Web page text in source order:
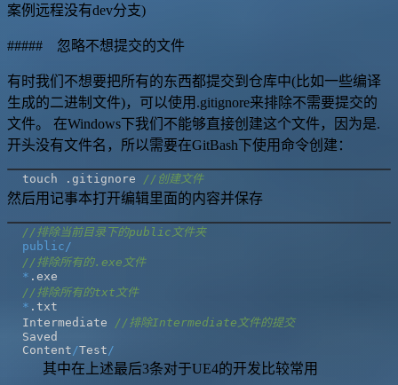
案例远程没有dev分支)
##### 忽略不想提交的文件
有时我们不想要把所有的东西都提交到仓库中(比如一些编译
生成的二进制文件)，可以使用.gitignore来排除不需要提交的
文件。 在Windows下我们不能够直接创建这个文件，因为是.
开头没有文件名，所以需要在GitBash下使用命令创建：
touch . gitignore //创建文件
然后用记事本打开编辑里面的内容并保存
//排除当前目录下的public文件夹
public /
//排除所有的.exe文件
* .
//排除所有的txt文件
* .
Intermediate //排除Intermediate文件的提交
Content /Test /
其中在上述最后3条对于UE4的开发比较常用